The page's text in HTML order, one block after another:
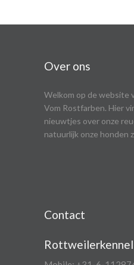
Over ons
Welkom op de website
Vom Rostfarben. Hier
nieuwtjes over onze
natuurlijk onze honden
Contact